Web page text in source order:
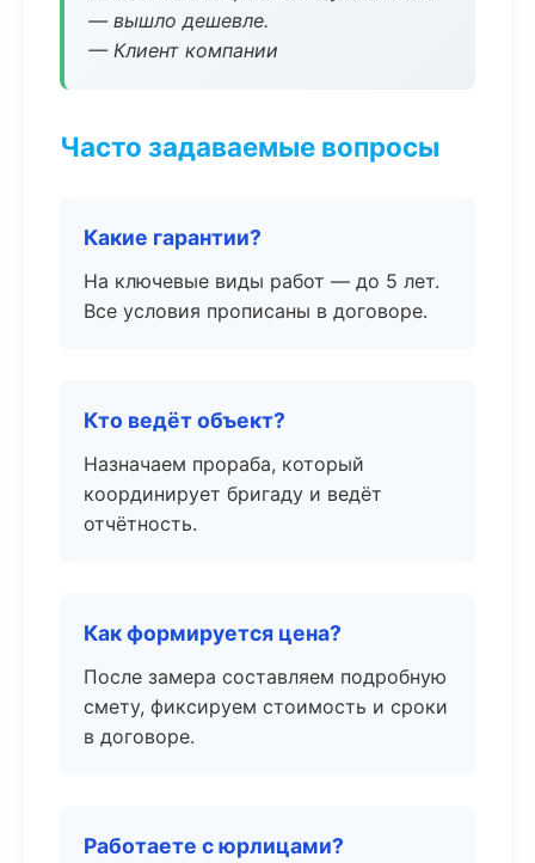
— вышло дешевле.
— Клиент компании
Часто задаваемые вопросы
Какие гарантии?
На ключевые виды работ — до 5 лет.
Все условия прописаны в договоре.
Кто ведёт объект?
Назначаем прораба, который
координирует бригаду и ведёт
отчётность.
Как формируется цена?
После замера составляем подробную
смету, фиксируем стоимость и сроки
в договоре.
Работаете с юрлицами?